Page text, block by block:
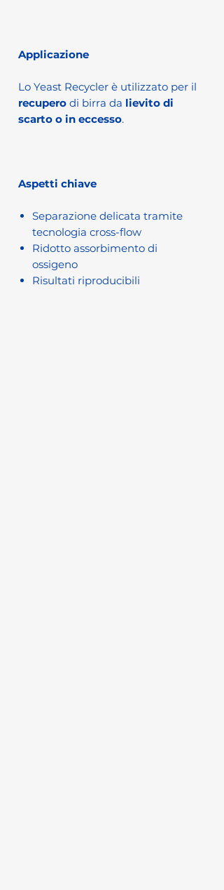
Applicazione
Lo Yeast Recycler è utilizzato per il
recupero di birra da lievito di
scarto o in eccesso.
Aspetti chiave
Separazione delicata tramite
tecnologia cross-flow
Ridotto assorbimento di
ossigeno
Risultati riproducibili